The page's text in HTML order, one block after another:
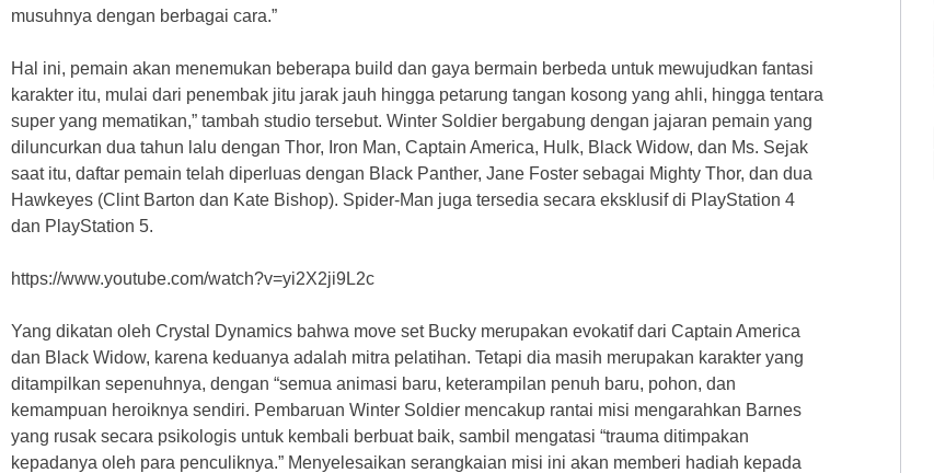
musuhnya dengan berbagai cara.”
Hal ini, pemain akan menemukan beberapa build dan gaya bermain berbeda untuk mewujudkan fantasi
karakter itu, mulai dari penembak jitu jarak jauh hingga petarung tangan kosong yang ahli, hingga tentara
super yang mematikan,” tambah studio tersebut. Winter Soldier bergabung dengan jajaran pemain yang
diluncurkan dua tahun lalu dengan Thor, Iron Man, Captain America, Hulk, Black Widow, dan Ms. Sejak
saat itu, daftar pemain telah diperluas dengan Black Panther, Jane Foster sebagai Mighty Thor, dan dua
Hawkeyes (Clint Barton dan Kate Bishop). Spider-Man juga tersedia secara eksklusif di PlayStation 4
dan PlayStation 5.
https://www.youtube.com/watch?v=yi2X2ji9L2c
Yang dikatan oleh Crystal Dynamics bahwa move set Bucky merupakan evokatif dari Captain America
dan Black Widow, karena keduanya adalah mitra pelatihan. Tetapi dia masih merupakan karakter yang
ditampilkan sepenuhnya, dengan “semua animasi baru, keterampilan penuh baru, pohon, dan
kemampuan heroiknya sendiri. Pembaruan Winter Soldier mencakup rantai misi mengarahkan Barnes
yang rusak secara psikologis untuk kembali berbuat baik, sambil mengatasi “trauma ditimpakan
kepadanya oleh para penculiknya.” Menyelesaikan serangkaian misi ini akan memberi hadiah kepada